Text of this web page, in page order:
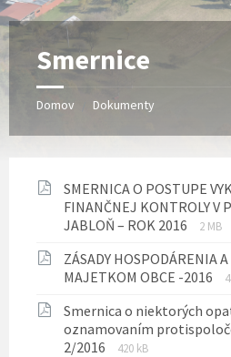
Smernice
Domov Dokumenty
SMERNICA O POSTUPE
FINANČNEJ KONTROLY V
JABLOŇ – ROK 2016
pdf
2 MB
ZÁSADY HOSPODÁRENIA
MAJETKOM OBCE -2016
Smernica o niektorých
oznamovaním
2/2016
Prípona
Veľkosť
420 kB